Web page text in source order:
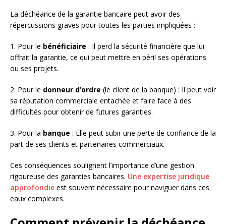
La déchéance de la garantie bancaire peut avoir des
répercussions graves pour toutes les parties impliquées :
1. Pour le bénéficiaire : Il perd la sécurité financière que lui
offrait la garantie, ce qui peut mettre en péril ses opérations
ou ses projets.
2. Pour le donneur d’ordre (le client de la banque) : Il peut voir
sa réputation commerciale entachée et faire face à des
difficultés pour obtenir de futures garanties.
3. Pour la banque : Elle peut subir une perte de confiance de la
part de ses clients et partenaires commerciaux.
Ces conséquences soulignent l’importance d’une gestion
rigoureuse des garanties bancaires. Une expertise juridique
approfondie est souvent nécessaire pour naviguer dans ces
eaux complexes.